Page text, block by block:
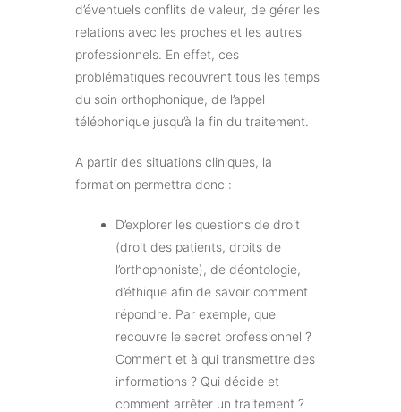
d’éventuels conflits de valeur, de gérer les
relations avec les proches et les autres
professionnels. En effet, ces
problématiques recouvrent tous les temps
du soin orthophonique, de l’appel
téléphonique jusqu’à la fin du traitement.
A partir des situations cliniques, la
formation permettra donc :
D’explorer les questions de droit
(droit des patients, droits de
l’orthophoniste), de déontologie,
d’éthique afin de savoir comment
répondre. Par exemple, que
recouvre le secret professionnel ?
Comment et à qui transmettre des
informations ? Qui décide et
comment arrêter un traitement ?